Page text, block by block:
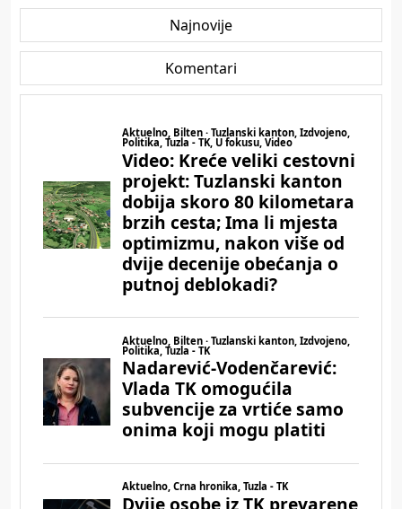
Najnovije
Komentari